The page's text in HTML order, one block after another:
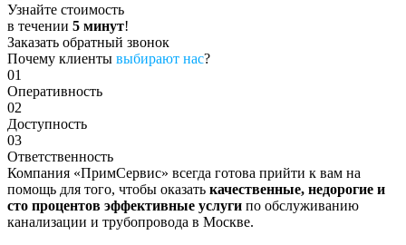
Узнайте стоимость
в течении 5 минут!
Заказать обратный звонок
Почему клиенты выбирают нас?
01
Оперативность
02
Доступность
03
Ответственность
Компания «ПримСервис» всегда готова прийти к вам на
помощь для того, чтобы оказать качественные, недорогие и
сто процентов эффективные услуги по обслуживанию
канализации и трубопровода в Москве.